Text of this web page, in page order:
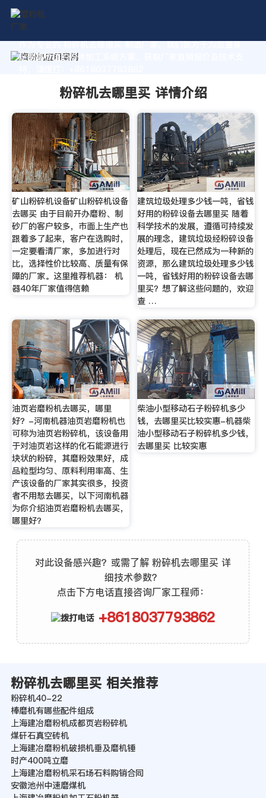
作为专业的 粉碎机去哪里买 制造厂家，我们致力于为您量身
定制高价值的粉体加工系统方案。获取厂家直销报价及技术支
粉碎机去哪里买 详情介绍
矿山粉碎机设备矿山粉碎机设备
去哪买 由于目前开办磨粉、制
砂厂的客户较多，市面上生产也
跟着多了起来，客户在选购时，
一定要看清厂家，多加进行对
比，选择性价比较高、质量有保
障的厂家。这里推荐机器： 机
器40年厂家值得信赖
建筑垃圾处理多少钱一吨，省钱
好用的粉碎设备去哪里买 随着
科学技术的发展，遵循可持续发
展的理念，建筑垃圾经粉碎设备
处理后，现在已然成为一种新的
资源，那么建筑垃圾处理多少钱
一吨，省钱好用的粉碎设备去哪
里买？想了解这些问题的，欢迎
查 …
油页岩磨粉机去哪买，哪里
好？-河南机器油页岩磨粉机也
可称为油页岩粉碎机，该设备用
于对油页岩这样的化石能源进行
块状的粉碎，其磨粉效果好，成
品粒型均匀、原料利用率高、生
产该设备的厂家其实很多，投资
者不用愁去哪买，以下河南机器
为你介绍油页岩磨粉机去哪买，
哪里好？
柴油小型移动石子粉碎机多少
钱，去哪里买比较实惠-机器柴
油小型移动石子粉碎机多少钱，
去哪里买 比较实惠
对此设备感兴趣？或需了解 粉碎机去哪里买 详
细技术参数？
点击下方电话直接咨询厂家工程师：
+8618037793862
粉碎机去哪里买 相关推荐
粉碎机40-22
棒磨机有哪些配件组成
上海建冶磨粉机成都页岩粉碎机
煤矸石真空砖机
上海建冶磨粉机破损机垂及磨机锤
时产400吨立磨
上海建冶磨粉机采石场石料购销合同
安徽池州中速磨煤机